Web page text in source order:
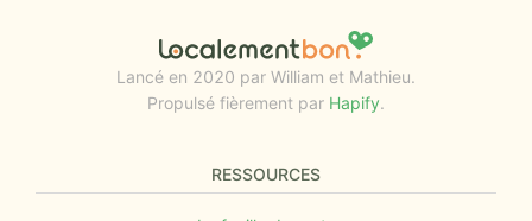
Lancé en 2020 par William et Mathieu.
Propulsé fièrement par Hapify.
RESSOURCES